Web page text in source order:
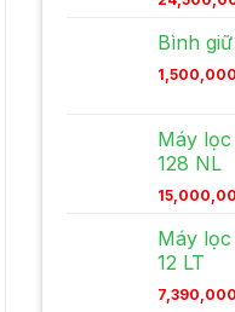
Bình
1,500,000
Máy
128 NL
Máy
12 LT
7,390,000